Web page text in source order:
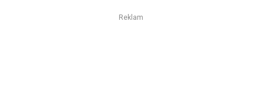
Reklam